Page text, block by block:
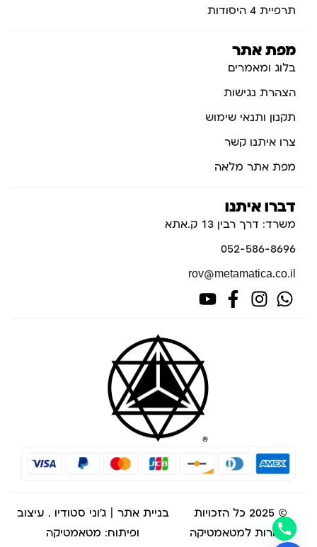
תרפיית 4 היסודות
מפת אתר
בלוג ומאמרים
הצהרת נגישות
תקנון ותנאי שימוש
צרו איתנו קשר
מפת אתר מלאה
דברו איתנו
משרד: דרך רבין 13 ק.אתא
052-586-8696
rov@metamatica.co.il
© 2025 כל הזכויות
שמורות למטאמטיקה
בניית אתר | ג'וני סטודיו . עיצוב
ופיתוח: מטאמטיקה